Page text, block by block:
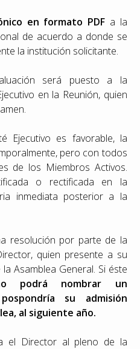
en formato PDF a la
de acuerdo a donde se
la institución solicitante.
será puesto a la
en la Reunión, quien
Ejecutivo es favorable, la
pero con todos
de los Miembros Activos.
o rectificada en la
inmediata posterior a la
resolución por parte de la
quien presente a su
Asamblea General. Si éste
podrá nombrar un
su admisión
al siguiente año.
el Director al pleno de la